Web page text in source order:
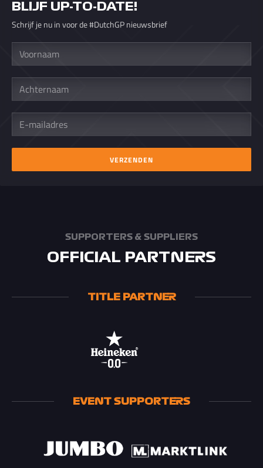
BLIJF UP-TO-DATE!
Schrijf je nu in voor de #DutchGP nieuwsbrief
Voornaam
Achternaam
mailadres
VERZENDEN
SUPPORTERS & SUPPLIERS
OFFICIAL PARTNERS
TITLE PARTNER
EVENT SUPPORTERS